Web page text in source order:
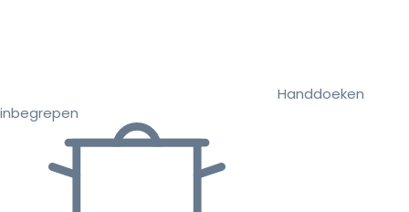
Handdoeken
inbegrepen